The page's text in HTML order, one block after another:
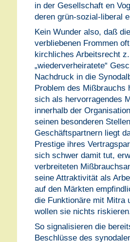
in der Gesellschaft en
deren grün-sozial-liberal
Kein Wunder also, daß
verbliebenen Frommen
kirchliches Arbeitsrecht
„wiederverheiratete“
Nachdruck in die
Problem des Mißbrauchs
sich als hervorragendes
innerhalb der
seinen besonderen
Geschäftspartnern liegt
Prestige ihres
sich schwer damit tut,
verbreiteten
seine Attraktivität als
auf den Märkten
die Funktionäre mit Mitra
wollen sie nichts
So signalisieren die
Beschlüsse des